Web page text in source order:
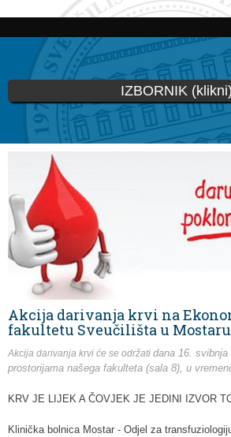
Skoči
glavni
sadržaj
IZBORNIK (klikni)
Vi ste ovdje
Akcija darivanja krvi na
fakultetu Sveučilišta u Mostaru
Akcija darivanja krvi će se održati dana 16. svibnja
prostorijama našega fakulteta (sala 8), u
KRV JE LIJEK A ČOVJEK JE JEDINI IZVOR
Klinička bolnica Mostar - Odjel za